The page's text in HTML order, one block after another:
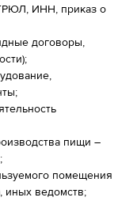
ИНН, приказ о
договоры,
пищи –
помещения
иных ведомств;